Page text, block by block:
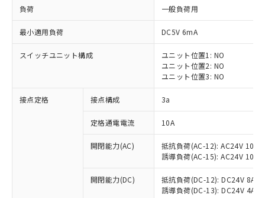
負荷 一般負荷用
最小適用負荷 DC5V 6mA
スイッチユニット構成
ユニット位置1: NO
ユニット位置2: NO
ユニット位置3: NO
接点定格 接点構成 3a
定格通電電流 10A
開閉能力(AC)
抵抗負荷(AC-12): AC24V 10A/
誘導負荷(AC-15): AC24V
開閉能力(DC)
抵抗負荷(DC-12): DC24V 8A/
誘導負荷(DC-13): DC24V 4A/
ご利用条件
対応済み：EU RoHS指令（10物質）の
非含有に対応した製品が提供可能な商品で
有に対応した製品に切り替える予定のある